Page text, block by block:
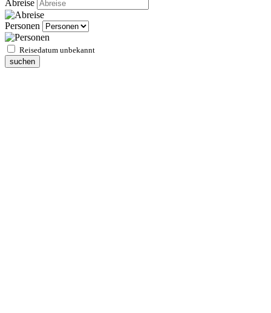
Abreise
Personen
Reisedatum unbekannt
suchen